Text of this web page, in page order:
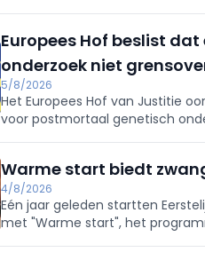
Europees Hof beslist
onderzoek niet
5/8/2026
Het Europees Hof van Justitie
voor postmortaal genetisch
Warme start biedt
4/8/2026
Eén jaar geleden startten
met "Warme start", het